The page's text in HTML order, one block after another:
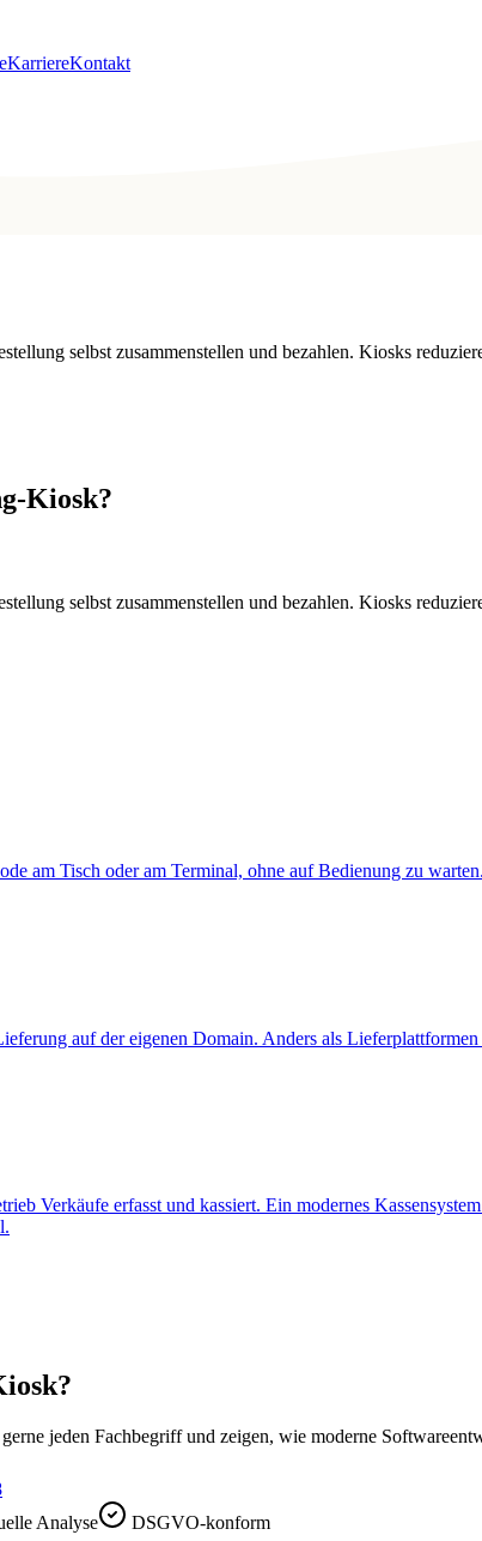
KarriereKontakt
selbst zusammenstellen und bezahlen. Kiosks
Kiosk?
selbst zusammenstellen und bezahlen. Kiosks
am Tisch oder am Terminal, ohne auf Bedienung zu
auf der eigenen Domain. Anders als
Verkäufe erfasst und kassiert. Ein modernes
jeden Fachbegriff und zeigen, wie moderne
Analyse DSGVO-konform